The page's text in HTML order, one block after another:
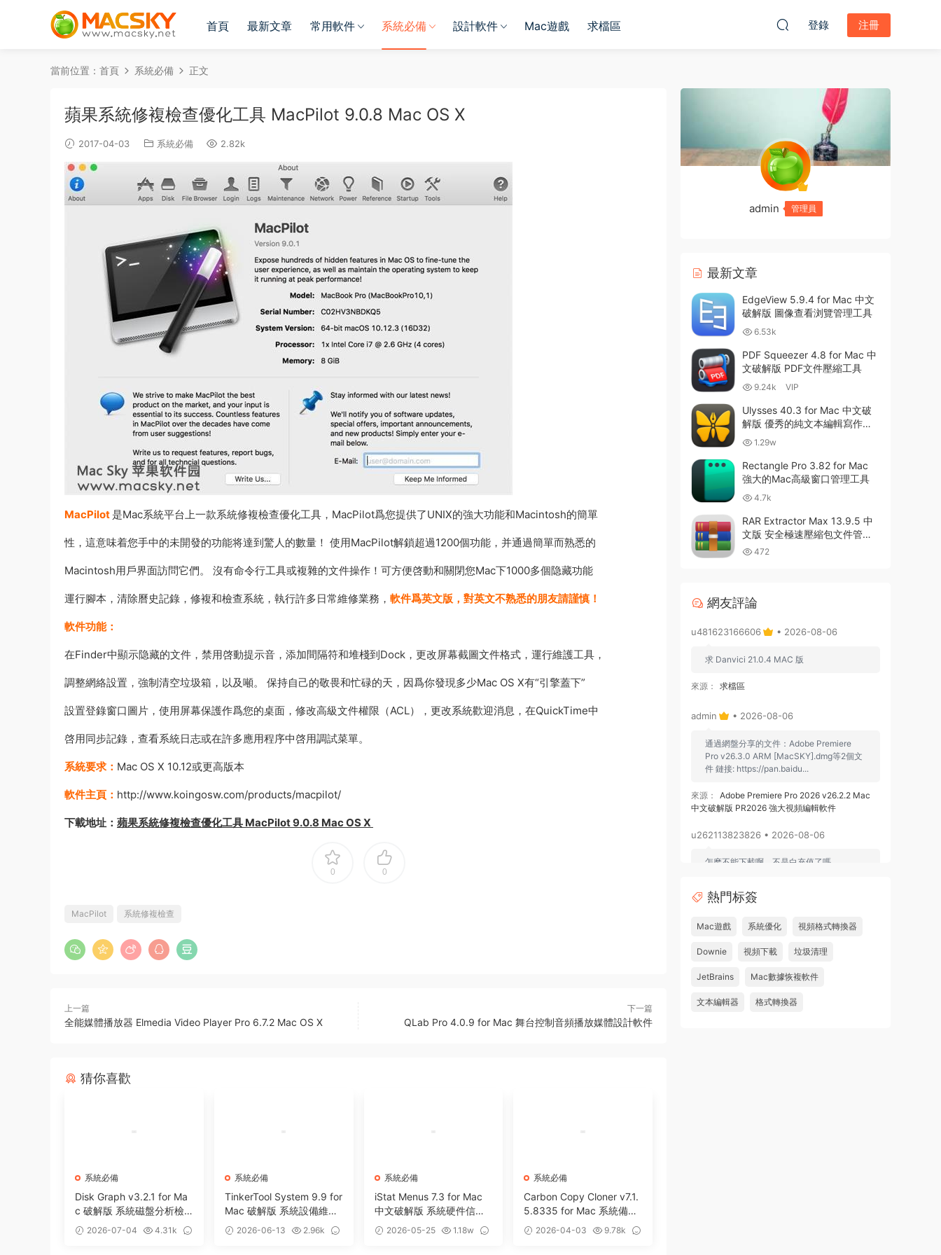
首頁 最新文章 常用軟件 系統必備 設計軟件 Mac遊戲 求檔區 登錄 注冊
當前位置： 首頁 系統必備 正文
蘋果系統修複檢查優化工具 MacPilot 9.0.8 Mac OS X
2017-04-03 系統必備 2.82k
MacPilot 是Mac系統平台上一款系統修複檢查優化工具，MacPilot爲您提供了UNIX的強大功能和Macintosh的簡單
性，這意味着您手中的未開發的功能将達到驚人的數量！ 使用MacPilot解鎖超過1200個功能，并通過簡單而熟悉的
Macintosh用戶界面訪問它們。 沒有命令行工具或複雜的文件操作！可方便啓動和關閉您Mac下1000多個隐藏功能
運行腳本，清除曆史記錄，修複和檢查系統，執行許多日常維修業務， 軟件爲英文版，對英文不熟悉的朋友請謹慎！
軟件功能：
在Finder中顯示隐藏的文件，禁用啓動提示音，添加間隔符和堆棧到Dock，更改屏幕截圖文件格式，運行維護工具，
調整網絡設置，強制清空垃圾箱，以及噸。 保持自己的敬畏和忙碌的天，因爲你發現多少Mac OS X有“引擎蓋下”
設置登錄窗口圖片，使用屏幕保護作爲您的桌面，修改高級文件權限（ACL），更改系統歡迎消息，在QuickTime中
啓用同步記錄，查看系統日志或在許多應用程序中啓用調試菜單。
系統要求： Mac OS X 10.12或更高版本
軟件主頁： http://www.koingosw.com/products/macpilot/
下載地址： 蘋果系統修複檢查優化工具 MacPilot 9.0.8 Mac OS X
0 0
MacPilot 系統修複檢查
上一篇
全能媒體播放器 Elmedia Video Player Pro 6.7.2 Mac OS X
下一篇
QLab Pro 4.0.9 for Mac 舞台控制音頻播放媒體設計軟件
猜你喜歡
系統必備
Disk Graph v3.2.1 for Ma
c 破解版 系統磁盤分析檢
測工具
2026-07-04
4.31k
系統必備
TinkerTool System 9.9 for
Mac 破解版 系統設備維護
工具2026-06-13
2.96k
系統必備
iStat Menus 7.3 for Mac
中文破解版 系統硬件信息
監測工具
2026-05-25
1.18w
系統必備
Carbon Copy Cloner v7.1.
5.8335 for Mac 系統備份
克隆遷移工具
2026-04-03
9.78k
admin 管理員
最新文章
EdgeView 5.9.4 for Mac 中文
破解版 圖像查看浏覽管理工具
6.53k
PDF Squeezer 4.8 for Mac 中
文破解版 PDF文件壓縮工具
9.24k VIP
Ulysses 40.3 for Mac 中文破
解版 優秀的純文本編輯寫作軟
件 1.29w
Rectangle Pro 3.82 for Mac
強大的Mac高級窗口管理工具
4.7k
RAR Extractor Max 13.9.5 中
文版 安全極速壓縮包文件管理
器 472
網友評論
u481623166606 • 2026-08-06
求 Danvici 21.0.4 MAC 版
來源： 求檔區
admin • 2026-08-06
通過網盤分享的文件：Adobe Premiere
Pro v26.3.0 ARM [MacSKY].dmg等2個文
件 鏈接: https://pan.baidu...
來源：
Adobe Premiere Pro 2026 v26.2.2 Mac
中文破解版 PR2026 強大視頻編輯軟件
u262113823826 • 2026-08-06
怎麽不能下載啊，不是白充值了嗎
來源：
Adobe Premiere Pro 2026 v26.2.2 Mac
中文破解版 PR2026 強大視頻編輯軟件
u604731536624 • 2026-07-15
中文破解版
熱門标簽
Mac遊戲 系統優化 視頻格式轉換器
Downie 視頻下載 垃圾清理
JetBrains Mac數據恢複軟件
文本編輯器 格式轉換器